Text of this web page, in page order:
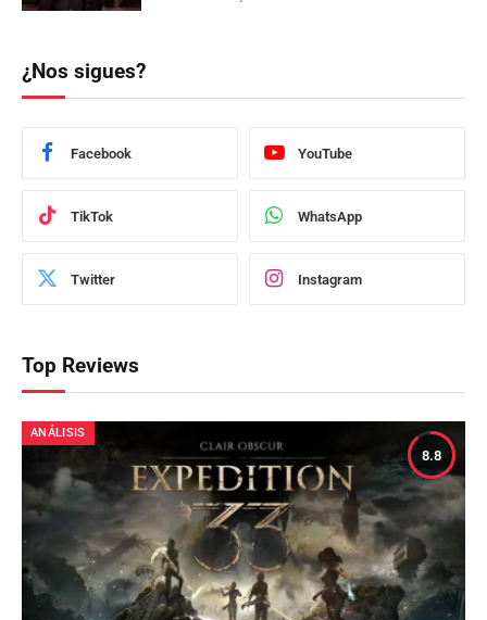
¿Nos sigues?
Facebook YouTube
TikTok WhatsApp
Twitter Instagram
Top Reviews
8.8
ANÁLISIS